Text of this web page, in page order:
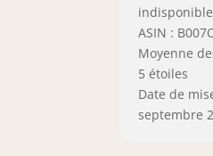
ASIN :
Moyenne
5 étoiles
Date de
septembre